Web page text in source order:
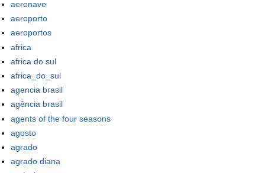
aeronave
aeroporto
aeroportos
africa
africa do sul
africa_do_sul
agencia brasil
agência brasil
agents of the four seasons
agosto
agrado
agrado diana